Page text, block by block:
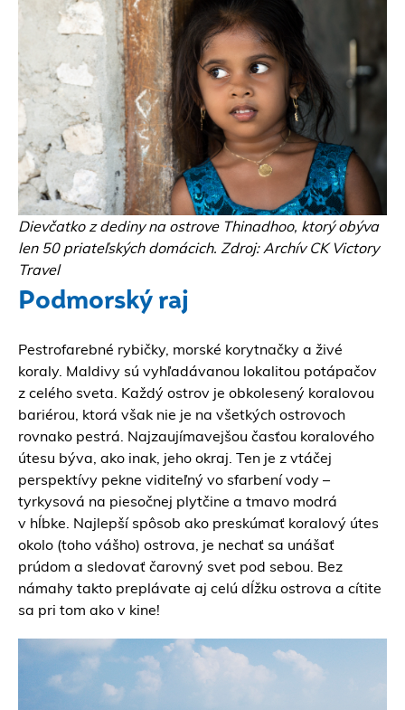
Dievčatko z dediny na ostrove Thinadhoo, ktorý obýva
len 50 priateľských domácich. Zdroj: Archív CK Victory
Travel
Podmorský raj
Pestrofarebné rybičky, morské korytnačky a živé
koraly. Maldivy sú vyhľadávanou lokalitou potápačov
z celého sveta. Každý ostrov je obkolesený koralovou
bariérou, ktorá však nie je na všetkých ostrovoch
rovnako pestrá. Najzaujímavejšou časťou koralového
útesu býva, ako inak, jeho okraj. Ten je z vtáčej
perspektívy pekne viditeľný vo sfarbení vody –
tyrkysová na piesočnej plytčine a tmavo modrá
v hĺbke. Najlepší spôsob ako preskúmať koralový útes
okolo (toho vášho) ostrova, je nechať sa unášať
prúdom a sledovať čarovný svet pod sebou. Bez
námahy takto preplávate aj celú dĺžku ostrova a cítite
sa pri tom ako v kine!